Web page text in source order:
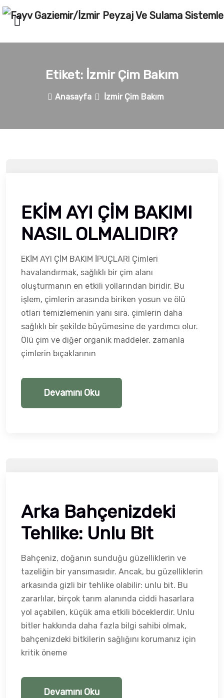
Etiket: İzmir Çim Bakım
Anasayfa İzmir Çim Bakım
EKİM AYI ÇİM BAKIMI
NASIL OLMALIDIR?
EKİM AYI ÇİM BAKIM İPUÇLARI Çimleri
havalandırmak, sağlıklı bir çim alanı
oluşturmanın en etkili yollarından biridir. Bu
işlem, çimlerin arasında biriken yosun ve ölü
otları temizlemenin yanı sıra, çimlerin daha
sağlıklı bir şekilde büyümesine de yardımcı olur.
Ölü çim ve diğer organik maddeler, zamanla
çimlerin bıçaklarının
Devamını Oku
Arka Bahçenizdeki
Tehlike: Unlu Bit
Bahçeniz, doğanın sunduğu güzelliklerin ve
tazeliğin bir yansımasıdır. Ancak, bu güzelliklerin
arkasında gizli bir tehlike olabilir: unlu bit. Bu
zararlılar, birçok tarım alanında ciddi hasarlara
yol açabilen, küçük ama etkili böceklerdir. Unlu
bitler hakkında daha fazla bilgi sahibi olmak,
bahçenizdeki bitkilerin sağlığını korumanız için
kritik öneme
Devamını Oku